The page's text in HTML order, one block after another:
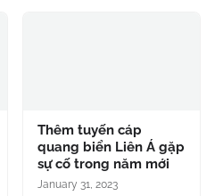
Thêm tuyến cáp
quang biển Liên Á gặp
sự cố trong năm mới
January 31, 2023